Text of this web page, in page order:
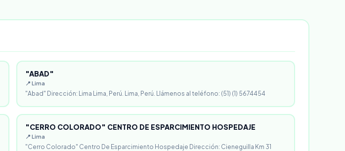
"ABAD"
📍 Lima
"Abad" Dirección: Lima Lima, Perú. Lima, Perú. Llámenos al teléfono: (51) (1) 5674454
"CERRO COLORADO" CENTRO DE ESPARCIMIENTO HOSPEDAJE
📍 Lima
"Cerro Colorado" Centro De Esparcimiento Hospedaje Dirección: Cieneguilla Km 31